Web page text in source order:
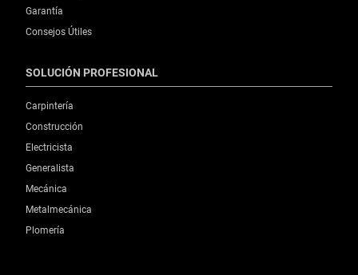
Garantía
Consejos Útiles
SOLUCIÓN PROFESIONAL
Carpintería
Construcción
Electricista
Generalista
Mecánica
Metalmecánica
Plomería